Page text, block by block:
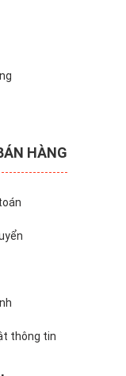
HÀNG
thông tin